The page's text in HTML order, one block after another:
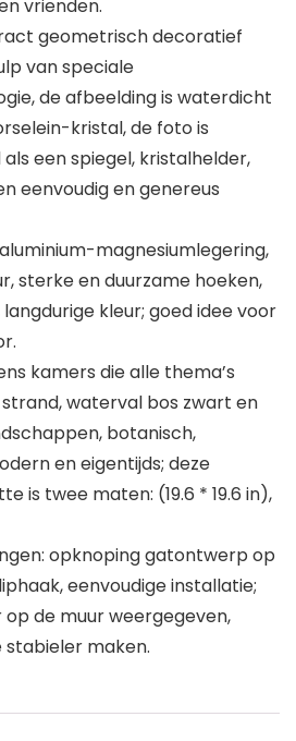
vrienden.
geometrisch decoratief
van speciale
de afbeelding is waterdicht
kristal, de foto is
een spiegel, kristalhelder,
eenvoudig en genereus
magnesiumlegering,
sterke en duurzame hoeken,
kleur; goed idee voor
kamers die alle thema’s
waterval bos zwart en
botanisch,
en eigentijds; deze
is twee maten: (19.6 * 19.6 in),
opknoping gatontwerp op
eenvoudige installatie;
de muur weergegeven,
maken.